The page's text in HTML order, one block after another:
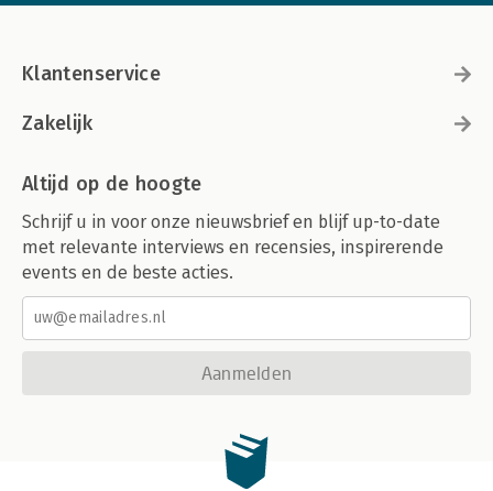
Klantenservice
Zakelijk
Altijd op de hoogte
Schrijf u in voor onze nieuwsbrief en blijf up-to-date
met relevante interviews en recensies, inspirerende
events en de beste acties.
Aanmelden